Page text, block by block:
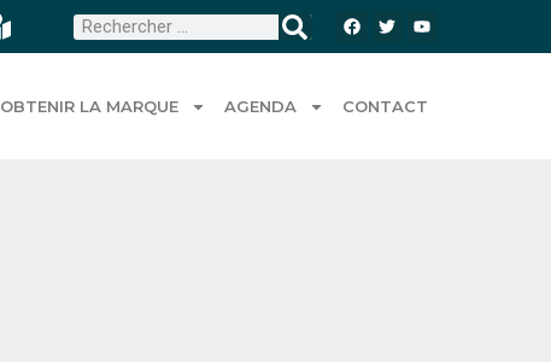
OBTENIR LA MARQUE AGENDA CONTACT